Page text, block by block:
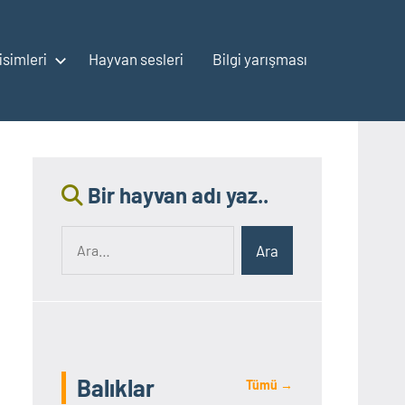
isimleri Hayvan sesleri Bilgi yarışması
Bir hayvan adı yaz..
Ara
Balıklar Tümü →